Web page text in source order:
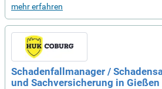
ktiv mitgestalten kannst. Nutze die
erausforderungen!
mehr erfahren
Schadenfallmanager /
und Sachversicherung in